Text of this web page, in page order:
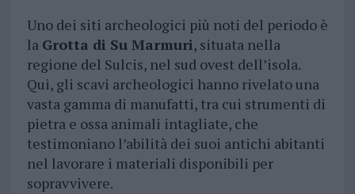
Uno dei siti archeologici più noti del periodo è
la Grotta di Su Marmuri, situata nella
regione del Sulcis, nel sud ovest dell’isola.
Qui, gli scavi archeologici hanno rivelato una
vasta gamma di manufatti, tra cui strumenti di
pietra e ossa animali intagliate, che
testimoniano l’abilità dei suoi antichi abitanti
nel lavorare i materiali disponibili per
sopravvivere.